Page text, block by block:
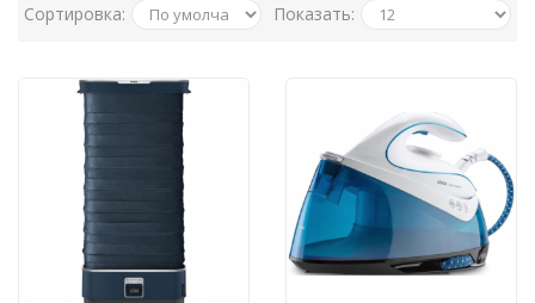
Сортировка:
Показать: